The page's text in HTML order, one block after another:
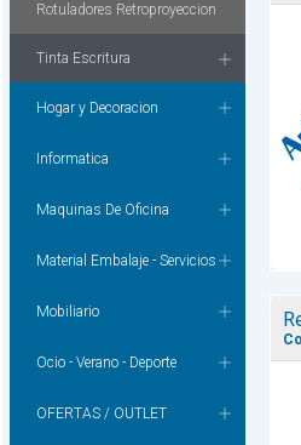
Rotuladores Retroproyeccion
Tinta Escritura
Hogar y Decoracion
Informatica
Maquinas De Oficina
Material Embalaje - Servicios
Mobiliario
Ocio - Verano - Deporte
OFERTAS / OUTLET